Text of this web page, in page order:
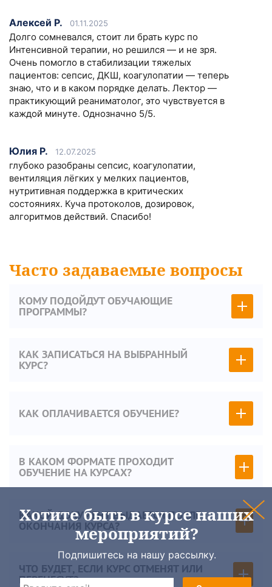
Хотите быть в курсе наших
мероприятий?
Подпишитесь на нашу рассылку.
Алексей Р. 01.11.2025
Долго сомневался, стоит ли брать курс по
Интенсивной терапии, но решился — и не зря.
Очень помогло в стабилизации тяжелых
пациентов: сепсис, ДКШ, коагулопатии — теперь
знаю, что и в каком порядке делать. Лектор —
практикующий реаниматолог, это чувствуется в
каждой минуте. Однозначно 5/5.
Юлия Р. 12.07.2025
глубоко разобраны сепсис, коагулопатии,
вентиляция лёгких у мелких пациентов,
нутритивная поддержка в критических
состояниях. Куча протоколов, дозировок,
алгоритмов действий. Спасибо!
Часто задаваемые вопросы
КОМУ ПОДОЙДУТ ОБУЧАЮЩИЕ
ПРОГРАММЫ?
КАК ЗАПИСАТЬСЯ НА ВЫБРАННЫЙ
КУРС?
КАК ОПЛАЧИВАЕТСЯ ОБУЧЕНИЕ?
В КАКОМ ФОРМАТЕ ПРОХОДИТ
ОБУЧЕНИЕ НА КУРСАХ?
КАКОЙ ДОКУМЕНТ ВЫДАЕТСЯ ПОСЛЕ
ОКОНЧАНИЯ КУРСА?
ЧТО БУДЕТ, ЕСЛИ КУРС ОТМЕНЯТ ИЛИ
ПЕРЕНЕСУТ?